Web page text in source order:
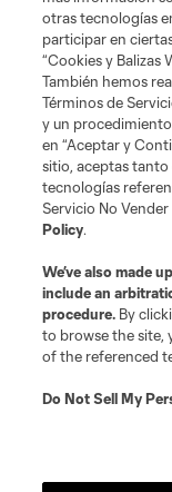
Terms of Service
Do Not Sell or Share
©2026 MLS. The Major
registered trademarks of
and logos of MLS
MLS or are used with
is forbidden.
otras tecnologías
participar en
“Cookies y Balizas
También hemos
Términos de
y un
en “Aceptar y
sitio, aceptas tanto
tecnologías
Servicio No
Policy.
We’ve also made
include an
procedure. By
to browse the site,
of the referenced
Do Not Sell My